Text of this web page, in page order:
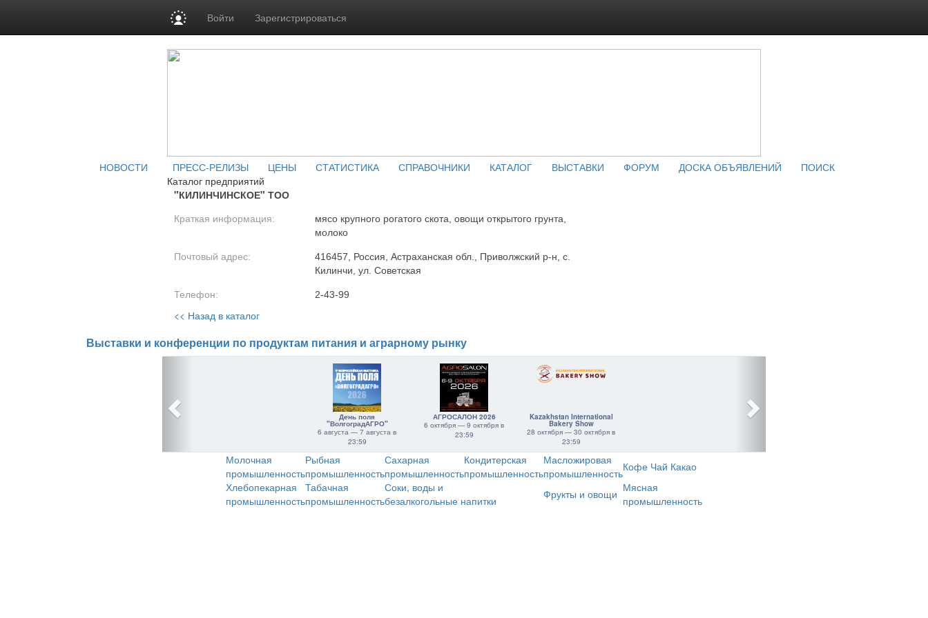
Войти Зарегистрироваться
НОВОСТИ ПРЕСС-РЕЛИЗЫ ЦЕНЫ СТАТИСТИКА СПРАВОЧНИКИ КАТАЛОГ ВЫСТАВКИ ФОРУМ ДОСКА ОБЪЯВЛЕНИЙ
ПОИСК
Каталог предприятий
"КИЛИНЧИНСКОЕ" ТОО
Краткая информация:
мясо крупного рогатого скота, овощи открытого грунта,
молоко
Почтовый адрес:
416457, Россия, Астраханская обл., Приволжский р-н, с.
Килинчи, ул. Советская
Телефон: 2-43-99
<< Назад в каталог
Выставки и конференции по продуктам питания и аграрному рынку
День поля
"ВолгоградАГРО"
6 августа — 7 августа в
23:59
АГРОСАЛОН 2026
6 октября — 9 октября в
23:59
Kazakhstan International
Bakery Show
28 октября — 30 октября в
23:59
Молочная
промышленность
Рыбная
промышленность
Сахарная
промышленность
Кондитерская
промышленность
Масложировая
промышленностьКофе Чай Какао
Хлебопекарная
промышленность
Табачная
промышленность
Соки, воды и
безалкогольные напитки
Фрукты и овощи Мясная
промышленность